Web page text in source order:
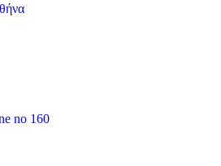
no 160